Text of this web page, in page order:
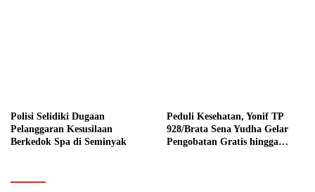
Polisi Selidiki Dugaan
Pelanggaran Kesusilaan
Berkedok Spa di Seminyak
Peduli Kesehatan, Yonif TP
928/Brata Sena Yudha Gelar
Pengobatan Gratis hingga